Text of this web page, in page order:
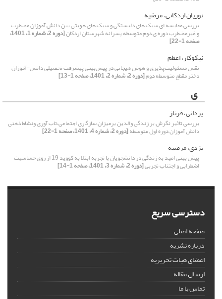
نوریان اردکانی، مرضیه
بررسی مقایسه ای سبک های دلبستگی و سبک های هویتی بین دانش آموزان مضطرب
و غیرمضطرب دوره ی دوم متوسطه پسرانه شهرستان اردکان [دوره 2، شماره 1، 1401،
صفحه 1-22]
نیکوکار، اعظم
نقش مسئولیت‌پذیری و هوش هیجانی در پیش‌بینی پیشرفت تحصیلی دانش-آموزان
دختر مقطع متوسطه دوم[دوره 2، شماره 2، 1401، صفحه 1-13]
ی
یزدانی، فرناز
بررسی تاثیر نگرش بر زندگی والدین برمیزان سازگاری اجتماعی،تاب آوری ونشاط ذهنی
دانش آموزان دوره اول متوسطه[دوره 2، شماره 4، 1401، صفحه 1-22]
یزدی، مرضیه
پیش بینی امید به زندگی در دانشجویان با تجربه ابتلا به کووید 19 از روی حساسیت
اضطرابی و اجتناب تجربی[دوره 2، شماره 3، 1401، صفحه 1-14]
دسترسی سریع
صفحه اصلی
درباره نشریه
اعضای هیات تحریریه
ارسال مقاله
تماس با ما